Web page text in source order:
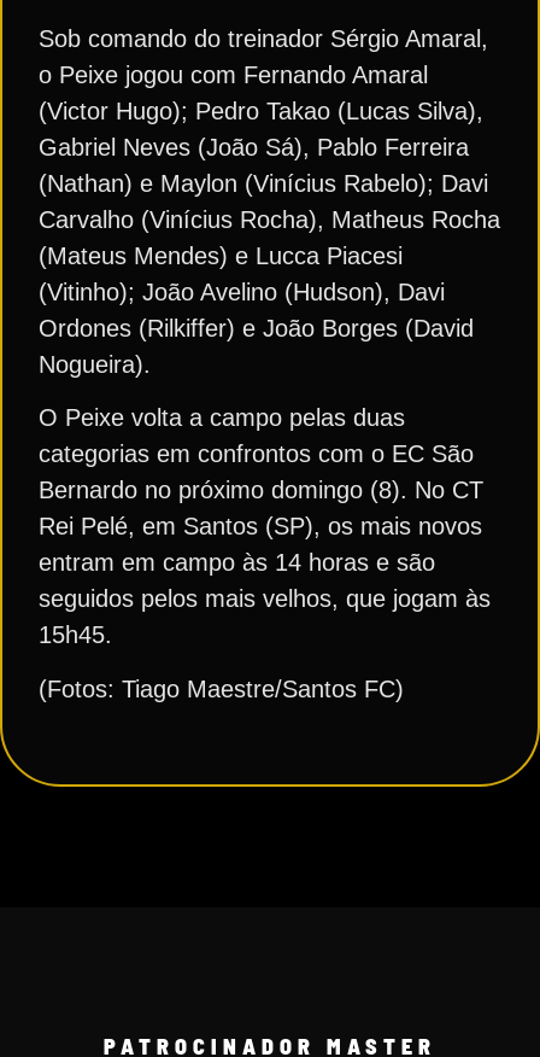
Sob comando do treinador Sérgio Amaral,
o Peixe jogou com Fernando Amaral
(Victor Hugo); Pedro Takao (Lucas Silva),
Gabriel Neves (João Sá), Pablo Ferreira
(Nathan) e Maylon (Vinícius Rabelo); Davi
Carvalho (Vinícius Rocha), Matheus Rocha
(Mateus Mendes) e Lucca Piacesi
(Vitinho); João Avelino (Hudson), Davi
Ordones (Rilkiffer) e João Borges (David
Nogueira).
O Peixe volta a campo pelas duas
categorias em confrontos com o EC São
Bernardo no próximo domingo (8). No CT
Rei Pelé, em Santos (SP), os mais novos
entram em campo às 14 horas e são
seguidos pelos mais velhos, que jogam às
15h45.
(Fotos: Tiago Maestre/Santos FC)
PATROCINADOR MASTER